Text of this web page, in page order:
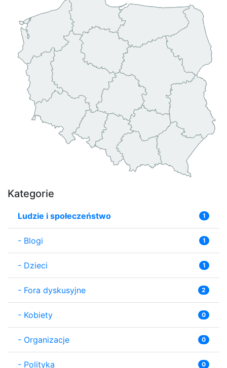
Kategorie
Ludzie i społeczeństwo 1
- Blogi 1
- Dzieci 1
- Fora dyskusyjne 2
- Kobiety 0
- Organizacje 0
- Polityka 0